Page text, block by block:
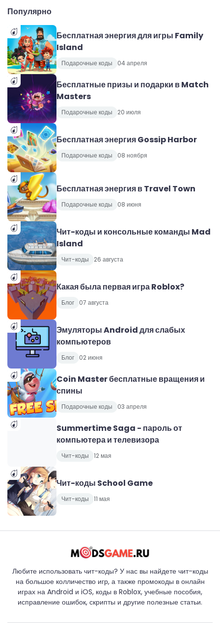
Популярно
Бесплатная энергия для игры Family
Island
Подарочные коды 04 апреля
Бесплатные призы и подарки в Match
Masters
Подарочные коды 20 июля
Бесплатная энергия Gossip Harbor
Подарочные коды 08 ноября
Бесплатная энергия в Travel Town
Подарочные коды 08 июня
Чит-коды и консольные команды Mad
Island
Чит-коды 26 августа
Какая была первая игра Roblox?
Блог 07 августа
Эмуляторы Android для слабых
компьютеров
Блог 02 июня
Coin Master бесплатные вращения и
спины
Подарочные коды 03 апреля
Summertime Saga - пароль от
компьютера и телевизора
Чит-коды 12 мая
Чит-коды School Game
Чит-коды 11 мая
Любите использовать чит-коды? У нас вы найдете чит-коды
на большое колличество игр, а также промокоды в онлайн
играх на Android и iOS, коды в Roblox, учебные пособия,
исправление ошибок, скрипты и другие полезные статьи.